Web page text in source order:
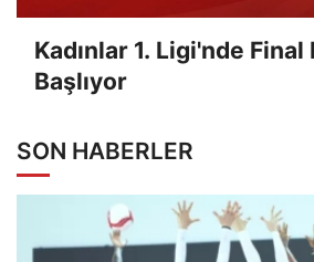
Kadınlar 1. Ligi'nde Final
Başlıyor
SON HABERLER